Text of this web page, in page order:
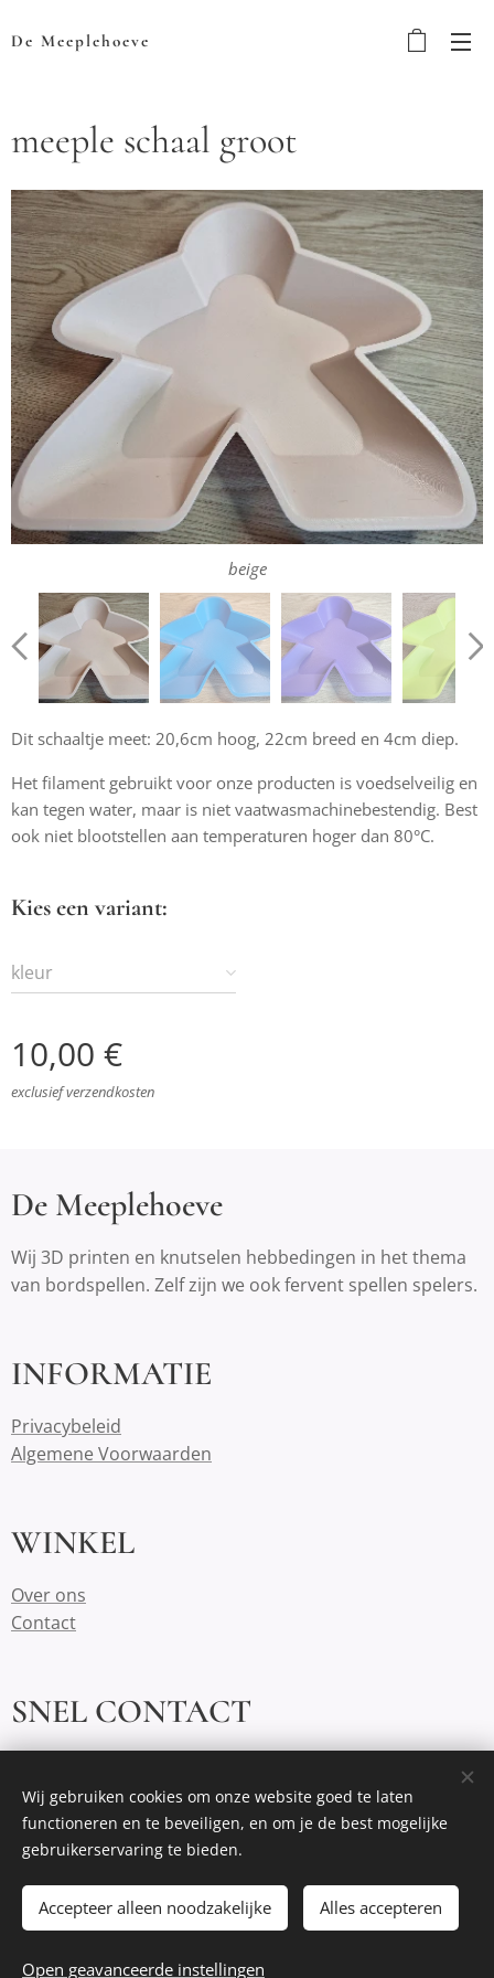
De Meeplehoeve
meeple schaal groot
beige
cyaan
paars
fel groen
zwart
Turquoise 10605
mat donker groen
goud
bambu groen
oranje
geel
rood
wit
kobalt blauw
Hot Roze 10204
Dit schaaltje meet: 20,6cm hoog, 22cm breed en 4cm diep.
Het filament gebruikt voor onze producten is voedselveilig en
kan tegen water, maar is niet vaatwasmachinebestendig. Best
ook niet blootstellen aan temperaturen hoger dan 80°C.
Kies een variant:
kleur
10,00 €
exclusief verzendkosten
Toevoegen aan de winkelwagen
De Meeplehoeve
Wij 3D printen en knutselen hebbedingen in het thema
van bordspellen. Zelf zijn we ook fervent spellen spelers.
INFORMATIE
Privacybeleid
Algemene Voorwaarden
WINKEL
Over ons
Contact
SNEL CONTACT
https://www.instagram.com/demeeplehoeve/
Cookies
Wij gebruiken cookies om onze website goed te laten
functioneren en te beveiligen, en om je de best mogelijke
gebruikerservaring te bieden.
Accepteer alleen noodzakelijke Alles accepteren
Open geavanceerde instellingen